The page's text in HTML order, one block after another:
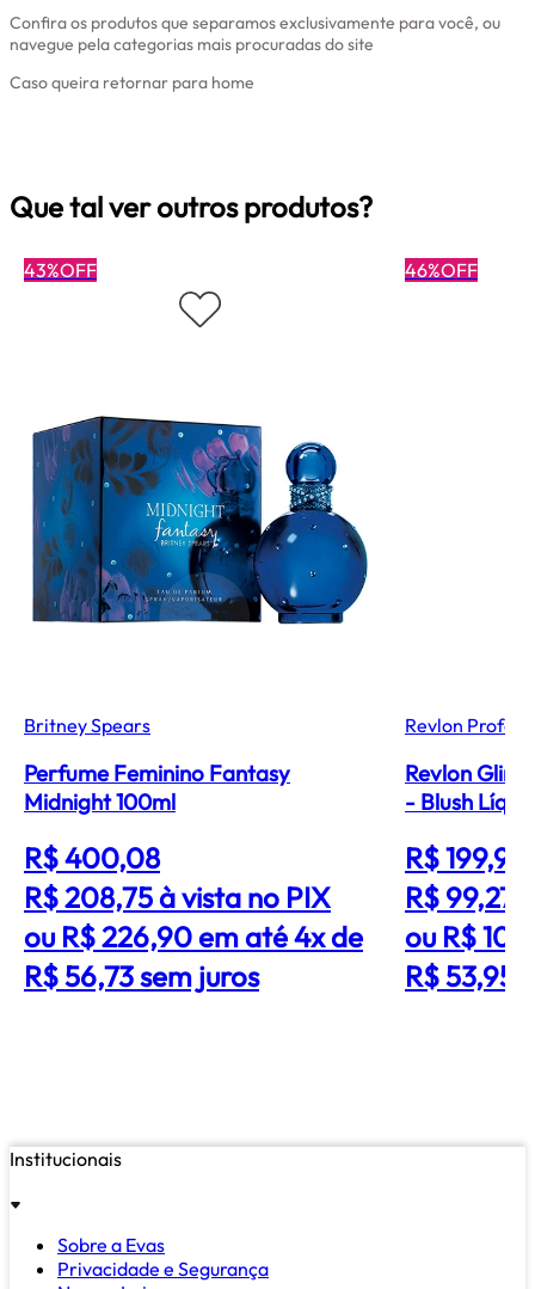
Confira os produtos que separamos exclusivamente para você, ou
navegue pela categorias mais procuradas do site
Caso queira retornar para home
Que tal ver outros produtos?
43%OFF
Britney Spears
Perfume Feminino Fantasy
Midnight 100ml
R$ 400,08
R$ 208,75à vista no PIX
ou R$ 226,90 em até 4x de
R$ 56,73 sem juros
46%OFF
Revlon
Revlon
- Blush
R$ 199,90
R$ 99,27
ou R$
R$ 53,95
Institucionais
Sobre a Evas
Privacidade e Segurança